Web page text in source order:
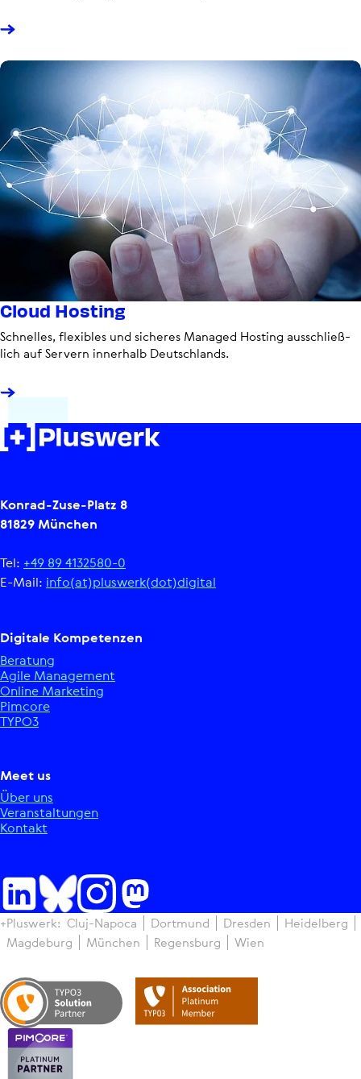
Cloud Hosting
Schnelles, flexibles und sicheres Managed Hosting aus­schließ­
lich auf Servern innerhalb Deutsch­lands.
Konrad-Zuse-Platz 8
81829 München
Tel: +49 89 4132580-0
E-Mail: info(at)pluswerk(dot)digital
Digitale Kom­pe­ten­zen
Beratung
Agile Manage­ment
Online Marketing
Pimcore
TYPO3
Meet us
Über uns
Ver­an­stal­tun­gen
Kontakt
+Pluswerk: Cluj-Napoca Dortmund Dresden
Hei­del­berg
Magdeburg
München Regens­burg Wien